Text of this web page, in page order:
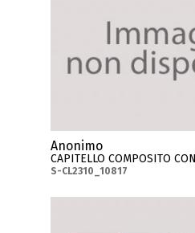
Anonimo
CAPITELLO COMPOSITO
S-CL2310_10817